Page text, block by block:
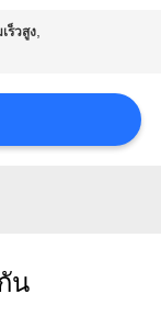
ร็วสูง,
น